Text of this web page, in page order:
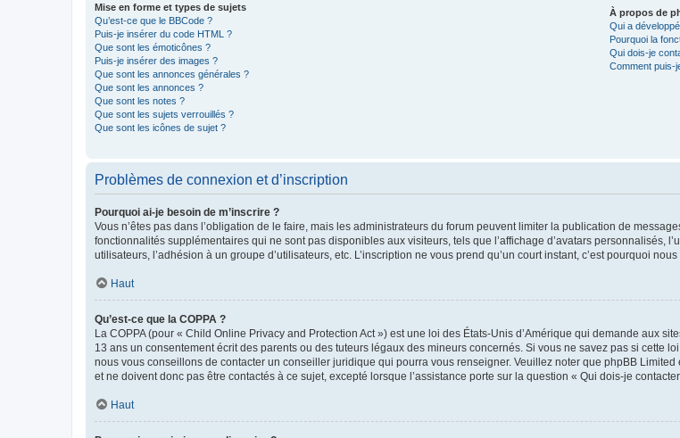
Mise en forme et types de sujets
Qu’est-ce que le BBCode ?
Puis-je insérer du code HTML ?
Que sont les émoticônes ?
Puis-je insérer des images ?
Que sont les annonces générales ?
Que sont les annonces ?
Que sont les notes ?
Que sont les sujets verrouillés ?
Que sont les icônes de sujet ?
À propos de
Qui a
Pourquoi la
Qui dois-je
Comment puis-
Problèmes de connexion et d’inscription
Pourquoi ai-je besoin de m’inscrire ?
Vous n’êtes pas dans l’obligation de le faire, mais les administrateurs du forum peuvent limiter la publication de
fonctionnalités supplémentaires qui ne sont pas disponibles aux visiteurs, tels que l’affichage d’avatars personnalisés,
utilisateurs, l’adhésion à un groupe d’utilisateurs, etc. L’inscription ne vous prend qu’un court instant, c’est pourquoi
Haut
Qu’est-ce que la COPPA ?
La COPPA (pour « Child Online Privacy and Protection Act ») est une loi des États-Unis d’Amérique qui demande aux
13 ans un consentement écrit des parents ou des tuteurs légaux des mineurs concernés. Si vous ne savez pas si cette
nous vous conseillons de contacter un conseiller juridique qui pourra vous renseigner. Veuillez noter que phpBB
et ne doivent donc pas être contactés à ce sujet, excepté lorsque l’assistance porte sur la question « Qui dois-je
Haut